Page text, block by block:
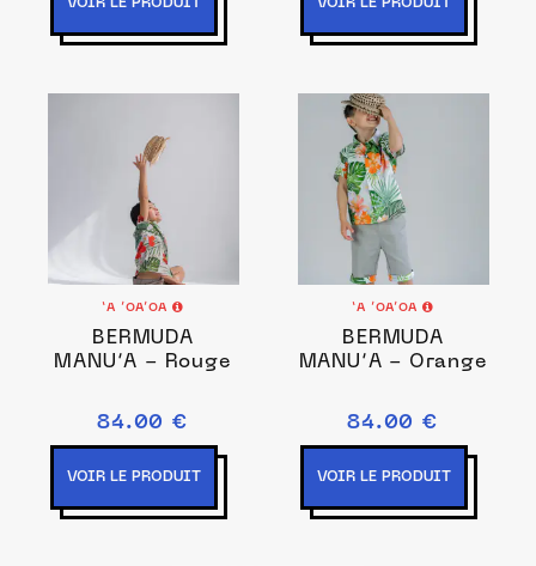
VOIR LE PRODUIT VOIR LE PRODUIT
‘A ’OA’OA
BERMUDA
MANU’A - Rouge
84.00 €
VOIR LE PRODUIT
‘A ’OA’OA
BERMUDA
MANU’A - Orange
84.00 €
VOIR LE PRODUIT